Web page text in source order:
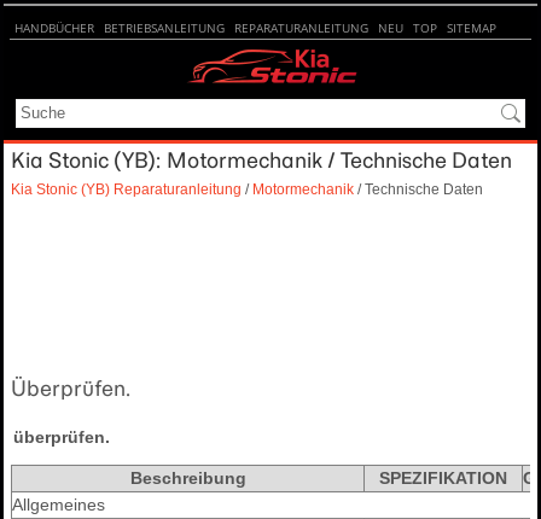
HANDBÜCHER BETRIEBSANLEITUNG REPARATURANLEITUNG NEU TOP SITEMAP
Kia Stonic (YB): Motormechanik / Technische Daten
Kia Stonic (YB) Reparaturanleitung / Motormechanik / Technische Daten
Überprüfen.
überprüfen.
Beschreibung SPEZIFIKATION
Allgemeines